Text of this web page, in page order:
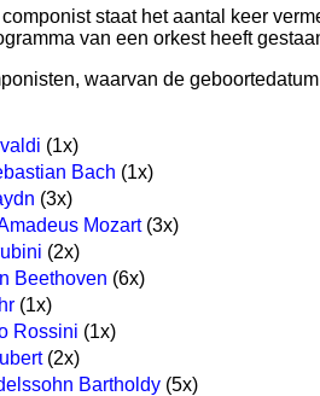
staat het aantal keer
van een orkest heeft
waarvan de
(1x)
Bach (1x)
(3x)
Mozart(3x)
(2x)
Beethoven (6x)
(1x)
Rossini (1x)
(2x)
Bartholdy (5x)